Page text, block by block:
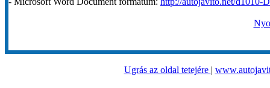
Ugrás az oldal tetejére |